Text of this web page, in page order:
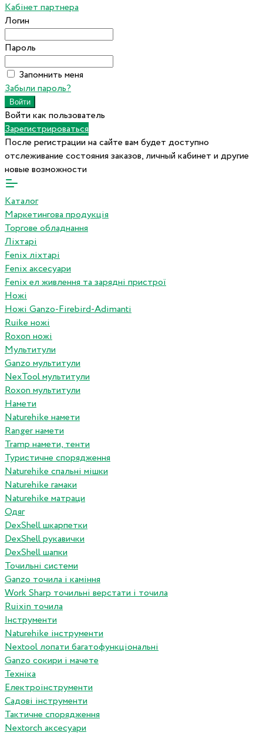
Кабінет партнера
Логин
Пароль
Запомнить меня
Забыли пароль?
Войти как пользователь
Зарегистрироваться
После регистрации на сайте вам будет доступно
отслеживание состояния заказов, личный кабинет и другие
новые возможности
Каталог
Маркетингова продукція
Торгове обладнання
Ліхтарі
Fenix ліхтарі
Fenix аксесуари
Fenix ел живлення та зарядні пристрої
Ножі
Ножі Ganzo-Firebird-Adimanti
Ruike ножі
Roxon ножi
Мультитули
Ganzo мультитули
NexTool мультитули
Roxon мультитули
Намети
Naturehike намети
Ranger намети
Tramp намети, тенти
Туристичне спорядження
Naturehike спальні мішки
Naturehike гамаки
Naturehike матраци
Одяг
DexShell шкарпетки
DexShell рукавички
DexShell шапки
Точильні системи
Ganzo точила і каміння
Work Sharp точильні верстати і точила
Ruixin точила
Інструменти
Naturehike інструменти
Nextool лопати багатофункціональні
Ganzo сокири і мачете
Техніка
Електроінструменти
Садові інструменти
Тактичне спорядження
Nextorch аксесуари